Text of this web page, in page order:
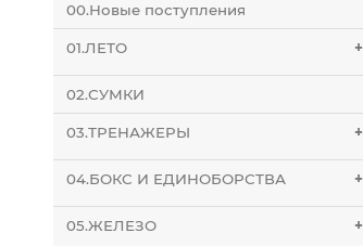
00.Новые поступления
01.ЛЕТО +
02.СУМКИ
03.ТРЕНАЖЕРЫ +
04.БОКС И ЕДИНОБОРСТВА +
05.ЖЕЛЕЗО +